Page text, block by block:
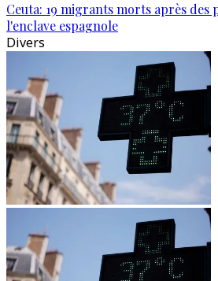
Ceuta: 19 migrants morts après des
l'enclave espagnole
Divers